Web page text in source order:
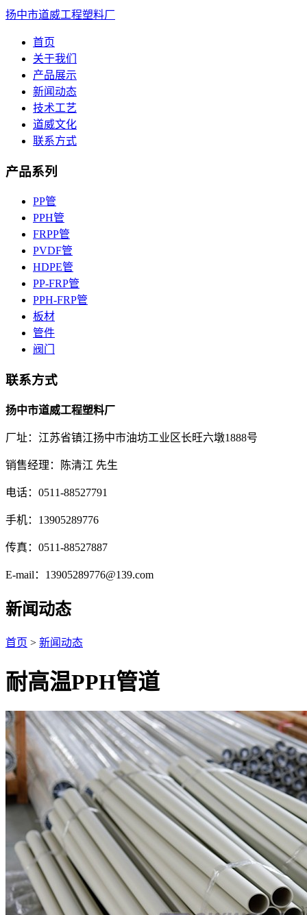
扬中市道威工程塑料厂
首页
关于我们
产品展示
新闻动态
技术工艺
道威文化
联系方式
产品系列
PP管
PPH管
FRPP管
PVDF管
HDPE管
PP-FRP管
PPH-FRP管
板材
管件
阀门
联系方式
扬中市道威工程塑料厂
厂址：江苏省镇江扬中市油坊工业区长旺六墩1888号
销售经理：陈清江 先生
电话：0511-88527791
手机：13905289776
传真：0511-88527887
E-mail：13905289776@139.com
新闻动态
首页 > 新闻动态
耐高温PPH管道